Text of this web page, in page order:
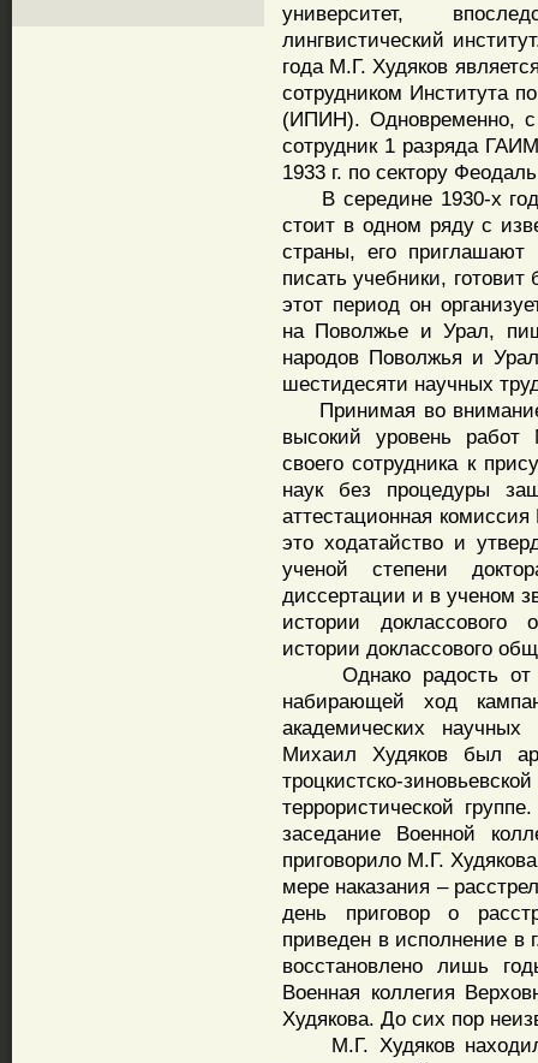
университет,
лингвистический
года М.Г. Худяков
сотрудником Института
(ИПИН). Одновременно,
сотрудник 1 разряда
1933 г. по сектору
В середине 1930-х
стоит в одном ряду с
страны, его
писать учебники,
этот период он
на Поволжье и Урал,
народов Поволжья и
шестидесяти научных
Принимая во внимание
высокий уровень работ
своего сотрудника к
наук без процедуры
аттестационная
это ходатайство и
ученой степени
диссертации и в ученом
истории
истории доклассового
Однако радость от
набирающей ход
академических
Михаил Худяков был
троцкистско-
террористической
заседание Военной
приговорило М.Г.
мере наказания –
день приговор о
приведен в исполнение в
восстановлено лишь
Военная коллегия
Худякова. До сих пор
М.Г. Худяков